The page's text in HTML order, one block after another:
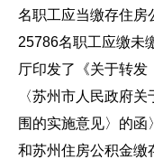
名职工应当缴存住房
25786名职工应缴未
厅印发了《关于转发
〈苏州市人民政府
围的实施意见〉的
和苏州住房公积金缴